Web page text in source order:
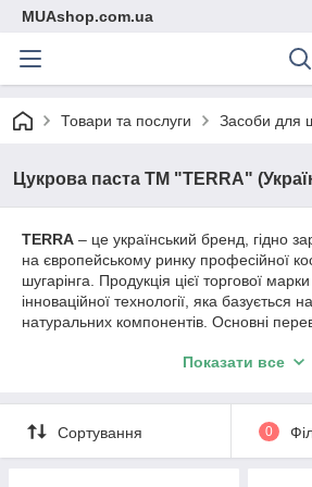
MUAshop.com.ua
Товари та послуги Засоби для
Цукрова паста ТМ "TERRA"
TERRA – це український бренд, гідно
на європейському ринку професійної
шугарінга. Продукція цієї торгової
інноваційної технології, яка базується
натуральних компонентів. Основні
доступна цінова політика;
високоефективне і надійність;
гіпоалергенність;
органічний склад;
Показати все
Сортування 0